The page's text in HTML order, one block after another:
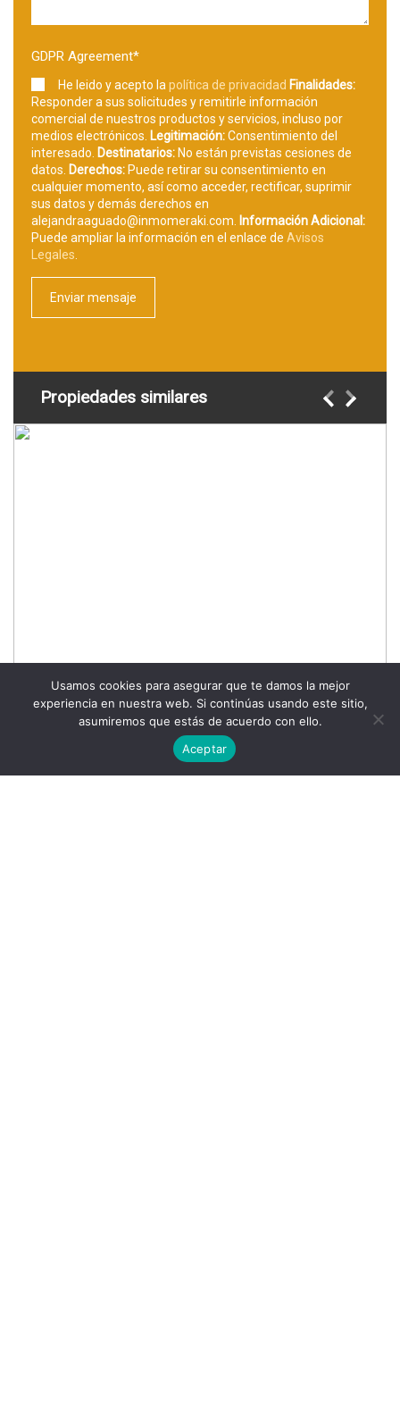
GDPR Agreement*
He leido y acepto la política de privacidad Finalidades:
Responder a sus solicitudes y remitirle información
comercial de nuestros productos y servicios, incluso por
medios electrónicos. Legitimación:Consentimiento del
interesado. Destinatarios: No están previstas cesiones de
datos. Derechos: Puede retirar su consentimiento en
cualquier momento, así como acceder, rectificar, suprimir
sus datos y demás derechos en
alejandraaguado@inmomeraki.com.
Información Adicional:
Puede ampliar la información en el enlace de Avisos
Legales
Propiedades similares
Usamos cookies para asegurar que te damos la mejor
experiencia en nuestra web. Si continúas usando este sitio,
asumiremos que estás de acuerdo con ello.
Aceptar